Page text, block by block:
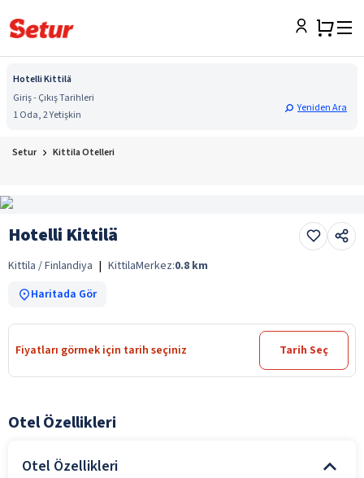
Hotelli Kittilä
Giriş - Çıkış Tarihleri
1 Oda, 2 Yetişkin
Yeniden Ara
Setur Kittila Otelleri
Hotelli Kittilä
Kittila / Finlandiya | KittilaMerkez:0.8 km
Haritada Gör
Fiyatları görmek için tarih seçiniz Tarih Seç
Otel Özellikleri
Otel Özellikleri